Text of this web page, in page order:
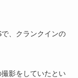
、クランクインの
影をしていたとい